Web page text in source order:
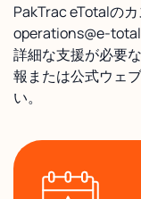
PakTrac eTotalのカ
operations@e-
詳細な支援が必要
報または公式ウェ
い。